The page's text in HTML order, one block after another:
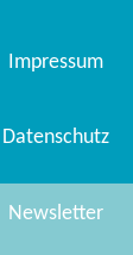
Impressum
Datenschutz
Newsletter